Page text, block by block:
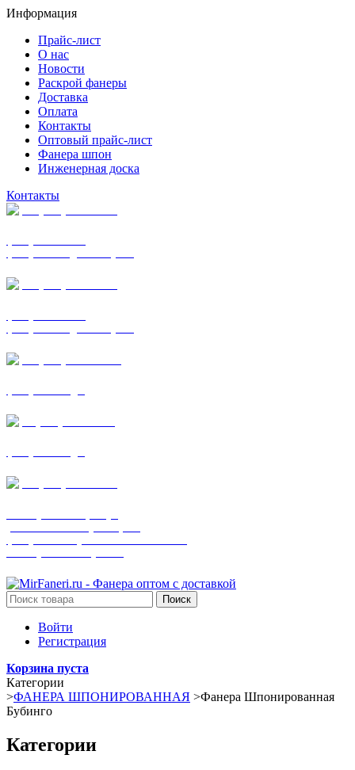
Информация
Прайс-лист
О нас
Новости
Раскрой фанеры
Доставка
Оплата
Контакты
Оптовый прайс-лист
Фанера шпон
Инженерная доска
Контакты
Поиск
Войти
Регистрация
Корзина пуста
Категории
>ФАНЕРА ШПОНИРОВАННАЯ >Фанера Шпонированная
Бубинго
Категории